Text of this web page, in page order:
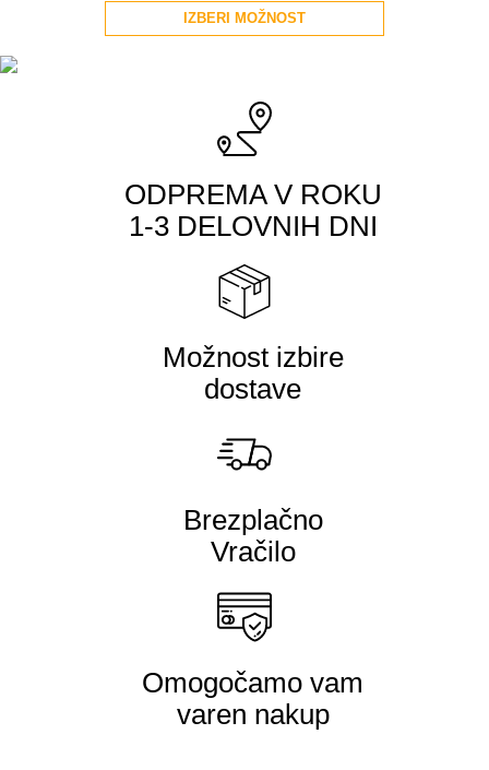
IZBERI MOŽNOST
ODPREMA V ROKU
1-3 DELOVNIH DNI
Možnost izbire
dostave
Brezplačno
Vračilo
Omogočamo vam
varen nakup